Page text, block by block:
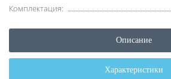
Комплектация:
Описание
Характеристики